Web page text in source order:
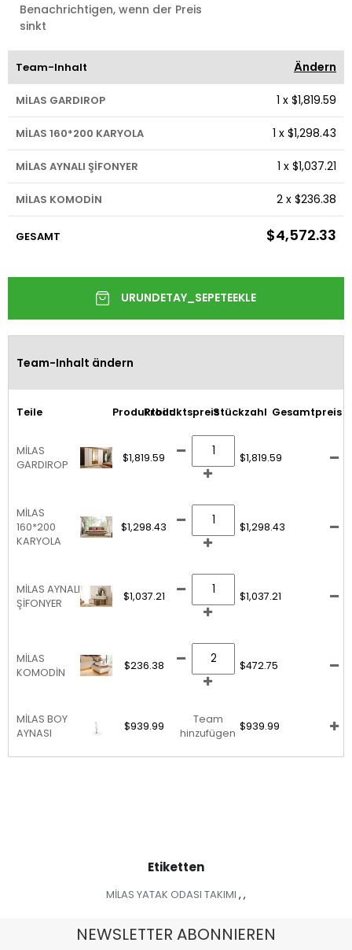
Benachrichtigen, wenn der Preis
sinkt
Team-Inhalt Ändern
MİLAS GARDIROP 1 x $1,819.59
MİLAS 160*200 KARYOLA 1 x $1,298.43
MİLAS AYNALI ŞİFONYER 1 x $1,037.21
MİLAS KOMODİN 2 x $236.38
GESAMT $4,572.33
Team-Inhalt ändern
Teile ProduktbildProduktspreisStückzahl Gesamtpreis
MİLAS
GARDIROP
$1,819.59 $1,819.59
MİLAS
160*200
KARYOLA
$1,298.43 $1,298.43
MİLAS AYNALI
ŞİFONYER
$1,037.21 $1,037.21
MİLAS
KOMODİN
$236.38 $472.75
MİLAS BOY
AYNASI
$939.99
Team
hinzufügen
$939.99
Etiketten
MİLAS YATAK ODASI TAKIMI , ,
NEWSLETTER ABONNIEREN